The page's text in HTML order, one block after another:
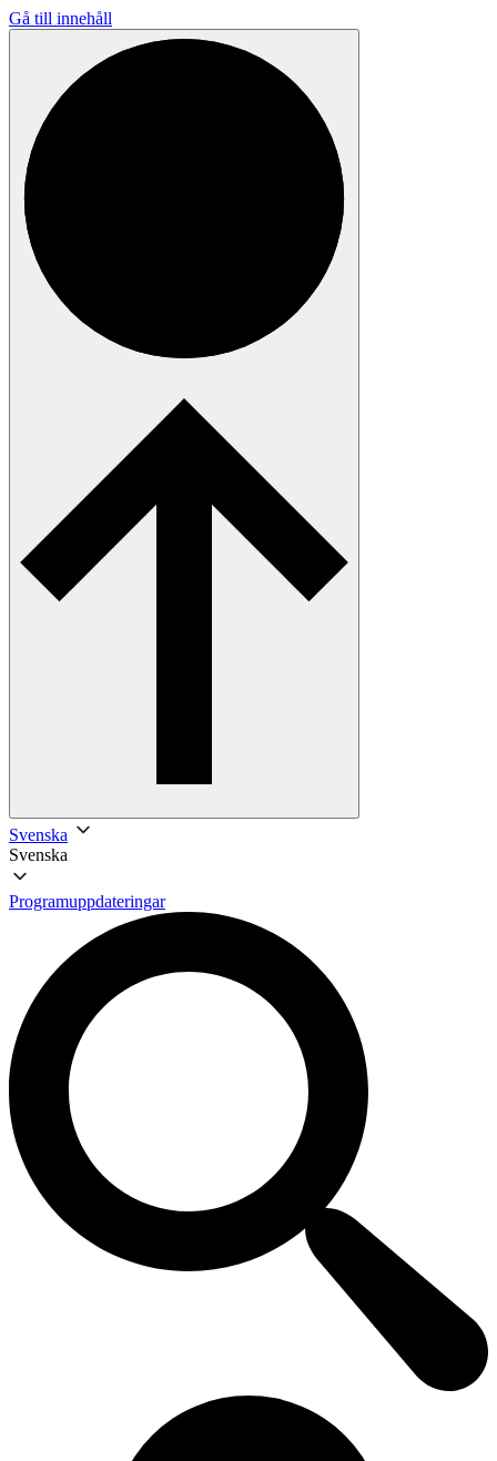
Gå till innehåll
Svenska
Svenska
Programuppdateringar